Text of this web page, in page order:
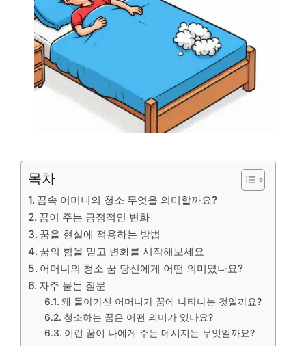
목차
꿈속 어머니의 청소 무엇을 의미할까요?
꿈이 주는 긍정적인 변화
꿈을 현실에 적용하는 방법
꿈의 힘을 믿고 변화를 시작해보세요
어머니의 청소 꿈 당신에게 어떤 의미였나요?
자주 묻는 질문
왜 돌아가신 어머니가 꿈에 나타나는 것일까요?
청소하는 꿈은 어떤 의미가 있나요?
이런 꿈이 나에게 주는 메시지는 무엇일까요?